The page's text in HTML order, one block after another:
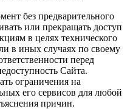
без предварительного
или прекращать доступ
в целях технического
в иных случаях по своему
перед
Сайта.
ограничения на
его сервисов для любой
причин.